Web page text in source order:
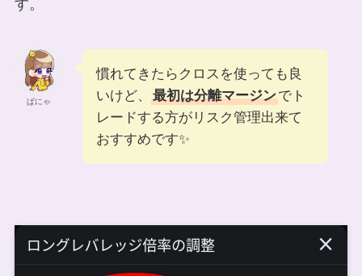
す。
ぱにゃ
慣れてきたらクロスを使っても良
いけど、
最初は分離マージンでト
レードする方がリスク管理出来て
おすすめです✨